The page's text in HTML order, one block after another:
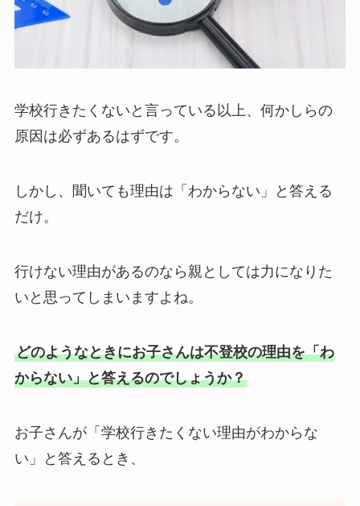
学校行きたくないと言っている以上、何かしらの
原因は必ずあるはずです。
しかし、聞いても理由は「わからない」と答える
だけ。
行けない理由があるのなら親としては力になりた
いと思ってしまいますよね。
どのようなときにお子さんは不登校の理由を「わ
からない」と答えるのでしょうか？
お子さんが「学校行きたくない理由がわからな
い」と答えるとき、